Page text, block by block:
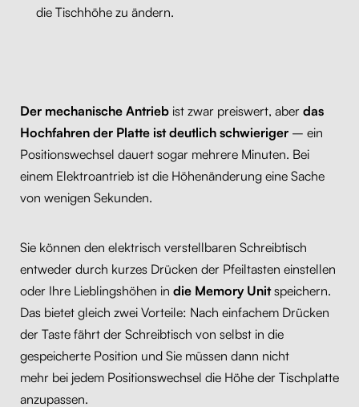
die Tischhöhe zu ändern.
Der mechanische Antriebist zwar preiswert, aber das
Hochfahren der Platte ist deutlich schwieriger– ein
Positionswechsel dauert sogar mehrere Minuten. Bei
einem Elektroantrieb ist die Höhenänderung eine Sache
von wenigen Sekunden.
Sie können den elektrisch verstellbaren Schreibtisch
entweder durch kurzes Drücken der Pfeiltasten einstellen
oder Ihre Lieblingshöhen in die Memory Unitspeichern.
Das bietet gleich zwei Vorteile: Nach einfachem Drücken
der Taste fährt der Schreibtisch von selbst in die
gespeicherte Position und Sie müssen dann nicht
mehr bei jedem Positionswechsel die Höhe der Tischplatte
anzupassen.